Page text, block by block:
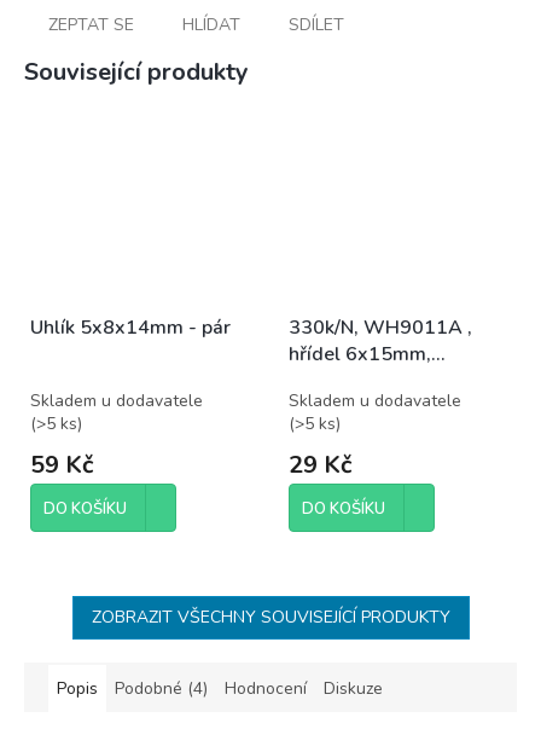
ZEPTAT SE HLÍDAT SDÍLET
Související produkty
Uhlík 5x8x14mm - pár
Skladem u dodavatele
(>5 ks)
59 Kč
DO KOŠÍKU
330k/N, WH9011A ,
hřídel 6x15mm,
Skladem u dodavatele
(>5 ks)
29 Kč
DO KOŠÍKU
ZOBRAZIT VŠECHNY SOUVISEJÍCÍ PRODUKTY
Popis Podobné (4) Hodnocení Diskuze